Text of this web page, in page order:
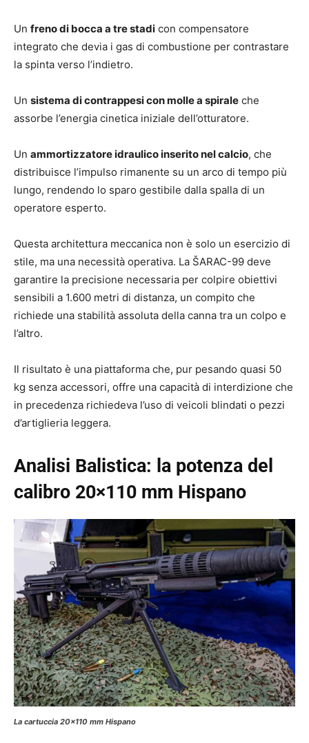
Un freno di bocca a tre stadi con compensatore
integrato che devia i gas di combustione per contrastare
la spinta verso l’indietro.
Un sistema di contrappesi con molle a spirale che
assorbe l’energia cinetica iniziale dell’otturatore.
Un ammortizzatore idraulico inserito nel calcio, che
distribuisce l’impulso rimanente su un arco di tempo più
lungo, rendendo lo sparo gestibile dalla spalla di un
operatore esperto.
Questa architettura meccanica non è solo un esercizio di
stile, ma una necessità operativa. La ŠARAC-99 deve
garantire la precisione necessaria per colpire obiettivi
sensibili a 1.600 metri di distanza, un compito che
richiede una stabilità assoluta della canna tra un colpo e
l’altro.
Il risultato è una piattaforma che, pur pesando quasi 50
kg senza accessori, offre una capacità di interdizione che
in precedenza richiedeva l’uso di veicoli blindati o pezzi
d’artiglieria leggera.
Analisi Balistica: la potenza del
calibro 20×110 mm Hispano
La cartuccia 20×110 mm Hispano